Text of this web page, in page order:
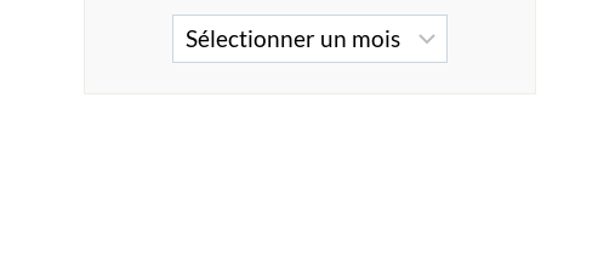
Archives